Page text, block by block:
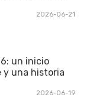
2026-06-21
un inicio
y una historia
2026-06-19